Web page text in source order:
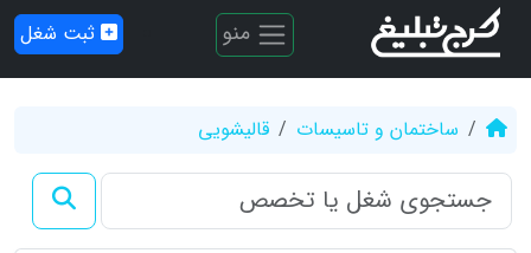
منو ثبت شغل
ساختمان و تاسیسات قالیشویی